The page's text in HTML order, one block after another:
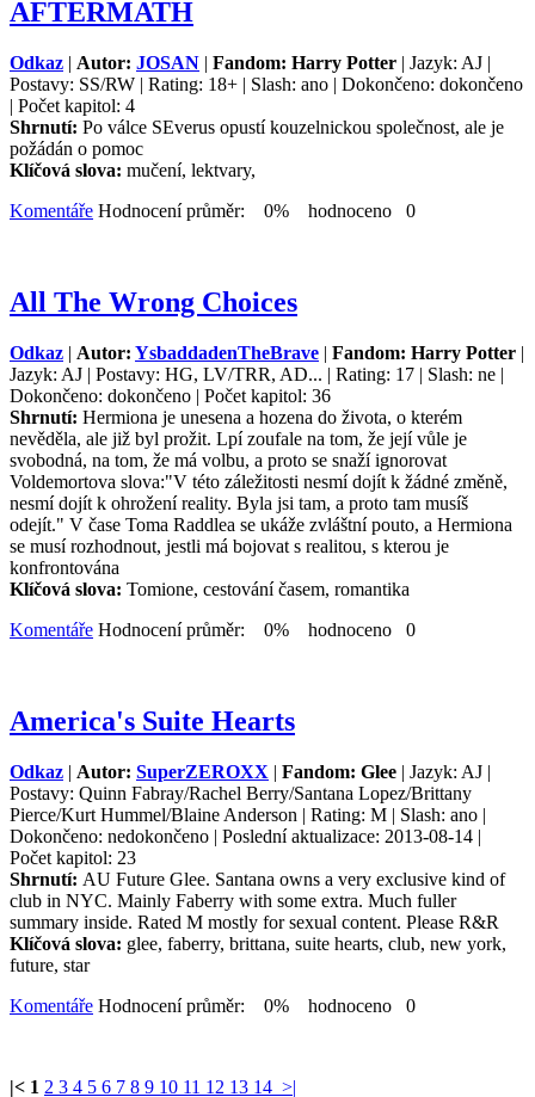
AFTERMATH
Odkaz | Autor: JOSAN | Fandom: Harry Potter | Jazyk: AJ |
Postavy: SS/RW | Rating: 18+ | Slash: ano | Dokončeno: dokončeno
| Počet kapitol: 4
Shrnutí: Po válce SEverus opustí kouzelnickou společnost, ale je
požádán o pomoc
Klíčová slova: mučení, lektvary,
Komentáře Hodnocení průměr: 0% hodnoceno 0
All The Wrong Choices
Odkaz | Autor: YsbaddadenTheBrave | Fandom: Harry Potter |
Jazyk: AJ | Postavy: HG, LV/TRR, AD... | Rating: 17 | Slash: ne |
Dokončeno: dokončeno | Počet kapitol: 36
Shrnutí: Hermiona je unesena a hozena do života, o kterém
nevěděla, ale již byl prožit. Lpí zoufale na tom, že její vůle je
svobodná, na tom, že má volbu, a proto se snaží ignorovat
Voldemortova slova:"V této záležitosti nesmí dojít k žádné změně,
nesmí dojít k ohrožení reality. Byla jsi tam, a proto tam musíš
odejít." V čase Toma Raddlea se ukáže zvláštní pouto, a Hermiona
se musí rozhodnout, jestli má bojovat s realitou, s kterou je
konfrontována
Klíčová slova: Tomione, cestování časem, romantika
Komentáře Hodnocení průměr: 0% hodnoceno 0
America's Suite Hearts
Odkaz | Autor: SuperZEROXX | Fandom: Glee | Jazyk: AJ |
Postavy: Quinn Fabray/Rachel Berry/Santana Lopez/Brittany
Pierce/Kurt Hummel/Blaine Anderson | Rating: M | Slash: ano |
Dokončeno: nedokončeno | Poslední aktualizace: 2013-08-14 |
Počet kapitol: 23
Shrnutí: AU Future Glee. Santana owns a very exclusive kind of
club in NYC. Mainly Faberry with some extra. Much fuller
summary inside. Rated M mostly for sexual content. Please R&R
Klíčová slova: glee, faberry, brittana, suite hearts, club, new york,
future, star
Komentáře Hodnocení průměr: 0% hodnoceno 0
|< 1 2 3 4 5 6 7 8 9 10 11 12 13 14 >|